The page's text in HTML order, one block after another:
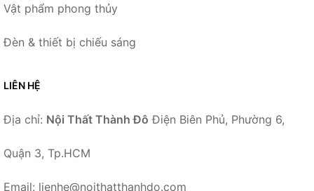
Vật phẩm phong thủy
Đèn & thiết bị chiếu sáng
LIÊN HỆ
Địa chỉ: Nội Thất Thành Đô Điện Biên Phủ, Phường 6,
Quận 3, Tp.HCM
Email: lienhe@noithatthanhdo.com